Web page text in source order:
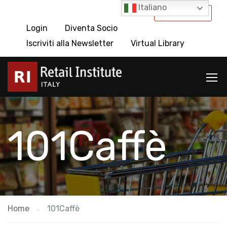
International
Login
Diventa Socio
Iscriviti alla Newsletter
Virtual Library
101Caffè
Home 101Caffè
Italiano